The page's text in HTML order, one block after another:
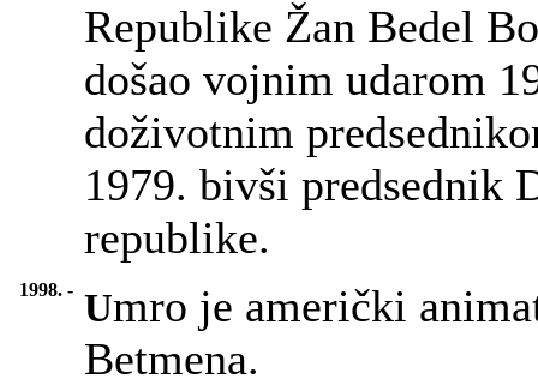
Republike Žan Bedel
došao vojnim udarom
doživotnim
1979. bivši predsednik
republike.
1998. - Umro je američki
Betmena.